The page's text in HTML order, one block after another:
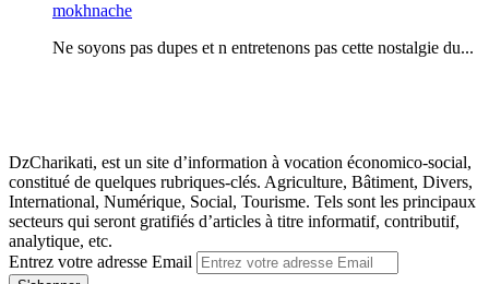
mokhnache
Ne soyons pas dupes et n entretenons pas cette nostalgie du...
DzCharikati, est un site d’information à vocation économico-social,
constitué de quelques rubriques-clés. Agriculture, Bâtiment, Divers,
International, Numérique, Social, Tourisme. Tels sont les principaux
secteurs qui seront gratifiés d’articles à titre informatif, contributif,
analytique, etc.
Entrez votre adresse Email